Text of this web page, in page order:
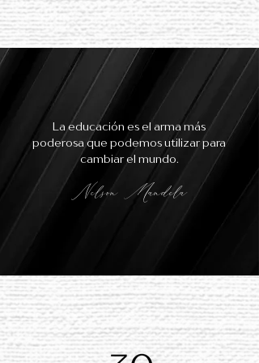
La educación es el arma más
poderosa que podemos utilizar para
cambiar el mundo.
Nelson Mandela